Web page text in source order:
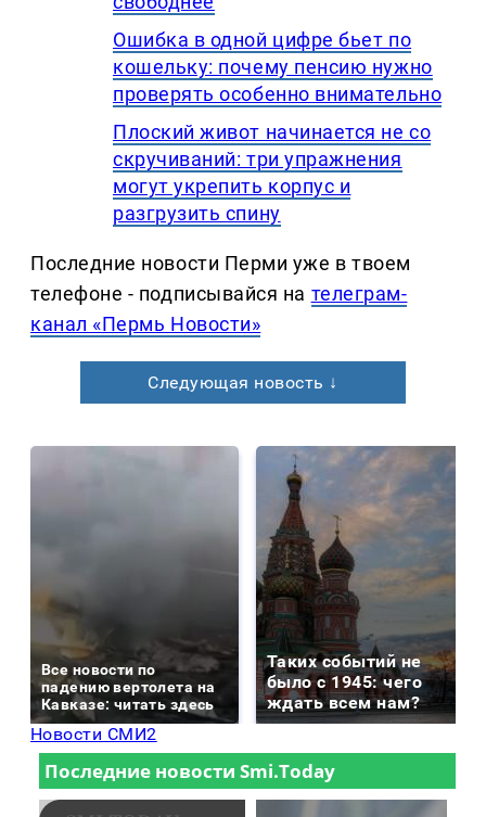
Ошибка в одной цифре бьет по
кошельку: почему пенсию нужно
проверять особенно внимательно
Плоский живот начинается не со
скручиваний: три упражнения
могут укрепить корпус и
разгрузить спину
Последние новости Перми уже в твоем
телефоне - подписывайся на телеграм-
канал «Пермь Новости»
Следующая новость ↓
Все новости по
падению вертолета на
Кавказе: читать здесь
Таких событий не
было с 1945: чего
ждать всем нам?
Новости СМИ2